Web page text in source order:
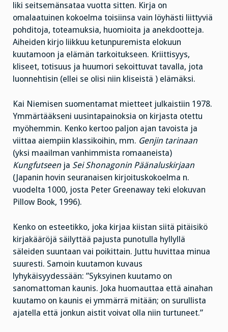
liki seitsemänsataa vuotta sitten. Kirja on
omalaatuinen kokoelma toisiinsa vain löyhästi liittyviä
pohditoja, toteamuksia, huomioita ja anekdootteja.
Aiheiden kirjo liikkuu ketunpuremista elokuun
kuutamoon ja elämän tarkoitukseen. Kriittisyys,
kliseet, totisuus ja huumori sekoittuvat tavalla, jota
luonnehtisin (ellei se olisi niin kliseistä ) elämäksi.
Kai Niemisen suomentamat mietteet julkaistiin 1978.
Ymmärtääkseni uusintapainoksia on kirjasta otettu
myöhemmin. Kenko kertoo paljon ajan tavoista ja
viittaa aiempiin klassikoihin, mm. Genjin tarinaan
(yksi maailman vanhimmista romaaneista)
Kungfutseen ja Sei Shonagonin Päänaluskirjaan
(Japanin hovin seuranaisen kirjoituskokoelma n.
vuodelta 1000, josta Peter Greenaway teki elokuvan
Pillow Book, 1996).
Kenko on esteetikko, joka kirjaa kiistan siitä pitäisikö
kirjakääröjä säilyttää pajusta punotulla hyllyllä
säleiden suuntaan vai poikittain. Juttu huvittaa minua
suuresti. Samoin kuutamon kuvaus
lyhykäisyydessään: ”Syksyinen kuutamo on
sanomattoman kaunis. Joka huomauttaa että ainahan
kuutamo on kaunis ei ymmärrä mitään; on surullista
ajatella että jonkun aistit voivat olla niin turtuneet.”